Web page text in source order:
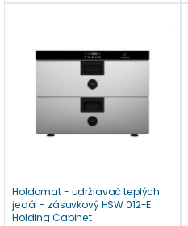
Holdomat - udržiavač teplých
jedál - zásuvkový HSW 012-E
Holding Cabinet